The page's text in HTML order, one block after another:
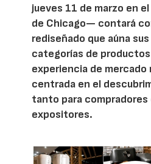
jueves 11 de marzo en
de Chicago— contará
rediseñado que aúna
categorías de
experiencia de mercado
centrada en el
tanto para compradores
expositores.